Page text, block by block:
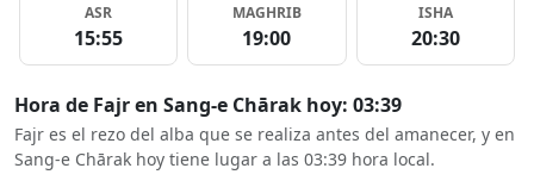
ASR
15:55
MAGHRIB
19:00
ISHA
20:30
Hora de Fajr en Sang-e Chārak hoy: 03:39
Fajr es el rezo del alba que se realiza antes del amanecer, y en
Sang-e Chārak hoy tiene lugar a las 03:39 hora local.